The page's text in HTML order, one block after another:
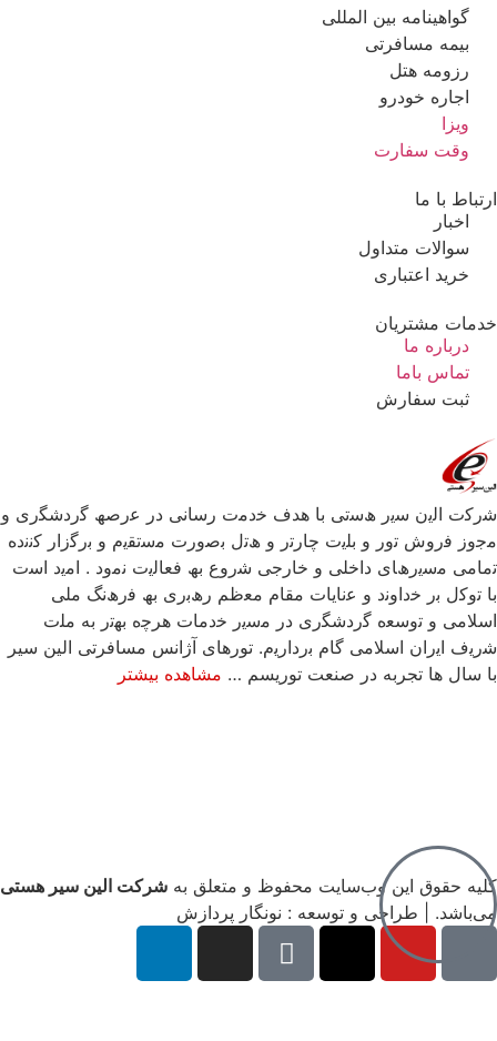
گواهینامه بین المللی
بیمه مسافرتی
رزومه هتل
اجاره خودرو
ویزا
وقت سفارت
ارتباط با ما
اخبار
سوالات متداول
خرید اعتباری
خدمات مشتریان
درباره ما
تماس باما
ثبت سفارش
ﺷرﮐت اﻟﯾن ﺳﯾر ھﺳﺗﯽ ﺑﺎ ھدف ﺧدﻣت رﺳﺎﻧﯽ در ﻋرﺻﮫ ﮔردﺷﮕری و
ﻣﺟوز ﻓروش ﺗور و ﺑﻠﯾت ﭼﺎرﺗر و ھﺗل ﺑﺻورت ﻣﺳﺗﻘﯾم و ﺑرﮔزار ﮐﻧﻧده
ﺗﻣﺎﻣﯽ ﻣﺳﯾرھﺎی داﺧﻠﯽ و ﺧﺎرﺟﯽ ﺷروع ﺑﮫ ﻓﻌﺎﻟﯾت ﻧﻣود . اﻣﯾد اﺳت
ﺑﺎ ﺗوﮐل ﺑر ﺧداوﻧد و ﻋﻧﺎﯾﺎت ﻣﻘﺎم ﻣﻌظم رھﺑری ﺑﮫ ﻓرھﻧﮓ ﻣﻠﯽ
اﺳﻼﻣﯽ و ﺗوﺳﻌه ﮔردﺷﮕری در ﻣﺳﯾر ﺧدﻣﺎت ھرﭼه ﺑﮭﺗر به ﻣﻠت
ﺷرﯾف اﯾران اﺳﻼﻣﯽ ﮔﺎم ﺑردارﯾم. تورهای آژانس مسافرتی الین سیر
با سال ها تجربه در صنعت توریسم … مشاهده بیشتر
کلیه حقوق این وب‌سایت محفوظ و متعلق به شرکت الین سیر هستی
می‌باشد. | طراحی و توسعه : نونگار پردازش